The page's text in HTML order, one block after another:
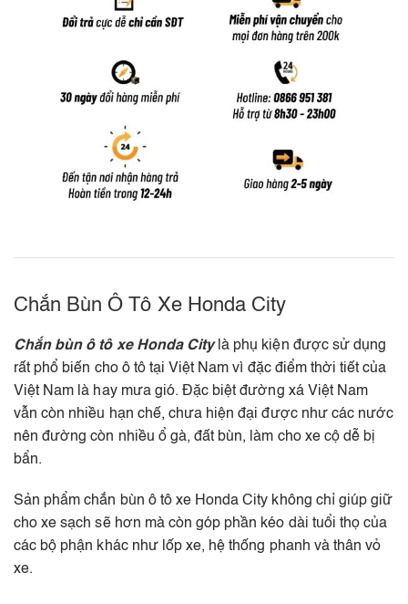
Chắn Bùn Ô Tô Xe Honda City
Chắn bùn ô tô xe Honda City là phụ kiện được sử dụng
rất phổ biến cho ô tô tại Việt Nam vì đặc điểm thời tiết của
Việt Nam là hay mưa gió. Đặc biệt đường xá Việt Nam
vẫn còn nhiều hạn chế, chưa hiện đại được như các nước
nên đường còn nhiều ổ gà, đất bùn, làm cho xe cộ dễ bị
bẩn.
Sản phẩm chắn bùn ô tô xe Honda City không chỉ giúp giữ
cho xe sạch sẽ hơn mà còn góp phần kéo dài tuổi thọ của
các bộ phận khác như lốp xe, hệ thống phanh và thân vỏ
xe.